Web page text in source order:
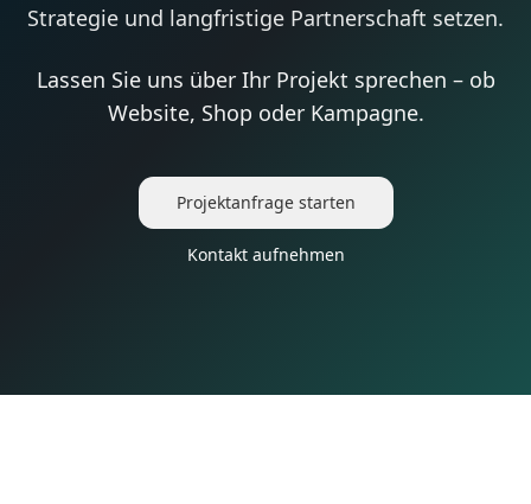
Strategie und langfristige Partnerschaft setzen.
Lassen Sie uns über Ihr Projekt sprechen – ob
Website, Shop oder Kampagne.
Projektanfrage starten
Kontakt aufnehmen